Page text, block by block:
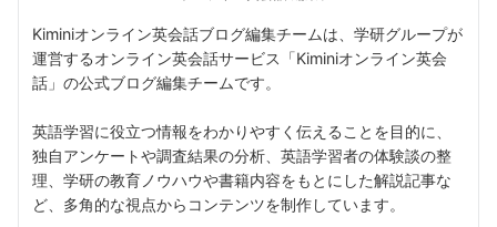
Kiminiオンライン英会話ブログ編集チームは、学研グループが
運営するオンライン英会話サービス「Kiminiオンライン英会
話」の公式ブログ編集チームです。
英語学習に役立つ情報をわかりやすく伝えることを目的に、
独自アンケートや調査結果の分析、英語学習者の体験談の整
理、学研の教育ノウハウや書籍内容をもとにした解説記事な
ど、多角的な視点からコンテンツを制作しています。